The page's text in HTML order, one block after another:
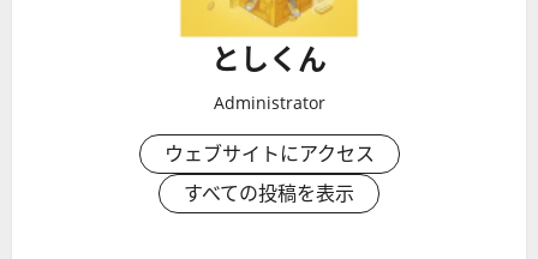
としくん
Administrator
ウェブサイトにアクセス
すべての投稿を表示